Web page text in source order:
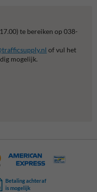
te bereiken op 038-
of vul het
mogelijk.
Betaling achteraf
is mogelijk